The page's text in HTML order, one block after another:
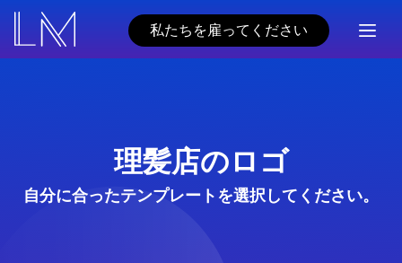
私たちを雇ってください
理髪店のロゴ
自分に合ったテンプレートを選択してください。